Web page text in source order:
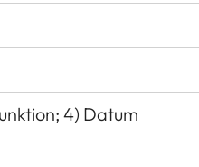
4) Datum